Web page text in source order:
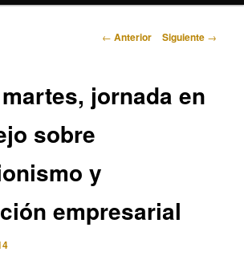
Navegación
← Anterior Siguiente →
jornada en
sobre
y
empresarial